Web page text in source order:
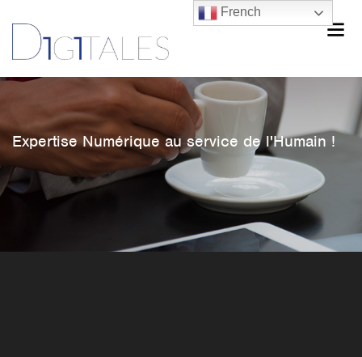
Expertise Numérique au service de l'Humain !
French